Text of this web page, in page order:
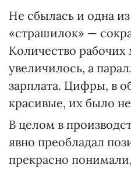
Не сбылась и одна
«страшилок» —
Количество рабочих
увеличилось, а
зарплата. Цифры, в
красивые, их было
В целом в
явно преобладал
прекрасно